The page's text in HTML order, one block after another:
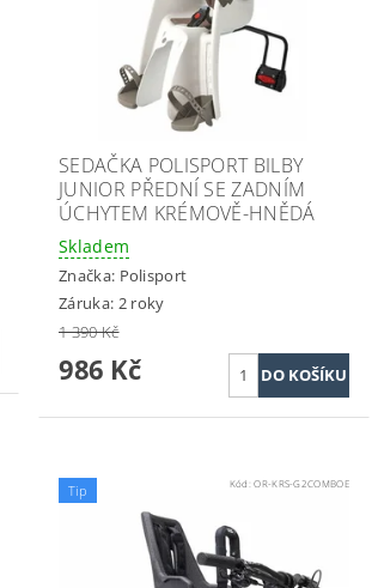
SEDAČKA POLISPORT BILBY
JUNIOR PŘEDNÍ SE ZADNÍM
ÚCHYTEM KRÉMOVĚ-HNĚDÁ
Skladem
Značka: Polisport
Záruka: 2 roky
1 390 Kč
986 Kč
Tip Kód:OR-KRS-G2COMBOE